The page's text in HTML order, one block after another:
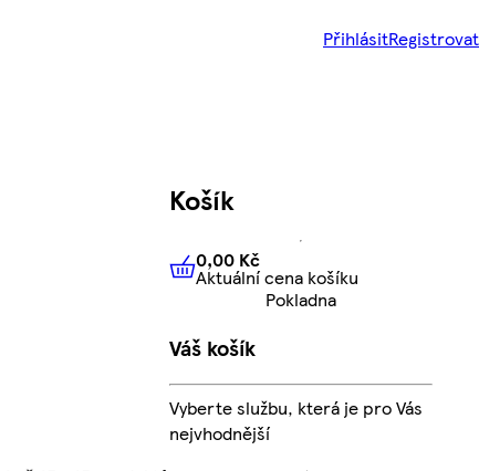
PřihlásitRegistrovat
Košík
0,00 KčAktuální cena košíku
0,00 Kč
Aktuální cena košíku
Pokladna
Váš košík
Vyberte službu, která je pro Vás
nejvhodnější